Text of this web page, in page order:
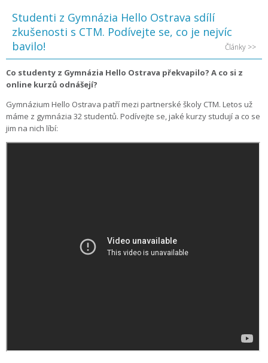
Studenti z Gymnázia Hello Ostrava sdílí
zkušenosti s CTM. Podívejte se, co je nejvíc
bavilo!
Články >>
Co studenty z Gymnázia Hello Ostrava překvapilo? A co si z
online kurzů odnášejí?
Gymnázium Hello Ostrava patří mezi partnerské školy CTM. Letos už
máme z gymnázia 32 studentů. Podívejte se, jaké kurzy studují a co se
jim na nich líbí: